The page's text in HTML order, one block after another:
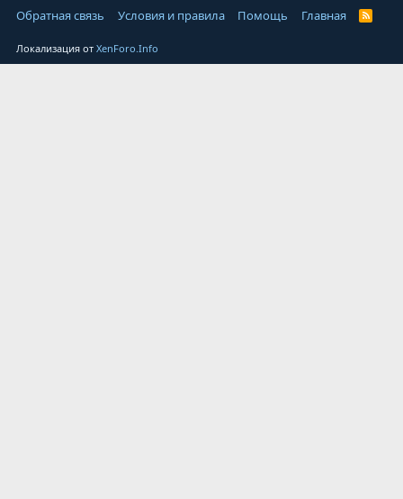
Обратная связь
Условия и правила Помощь Главная
Локализация отXenForo.Info